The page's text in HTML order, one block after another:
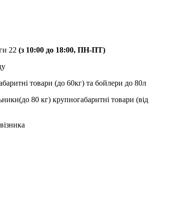
22 (з 10:00 до 18:00, ПН-ПТ)
товари (до 60кг) та бойлери до 80л
80 кг) крупногабаритні товари (від